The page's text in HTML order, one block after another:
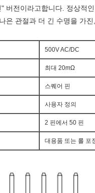
버전이라고합니다. 정상적
은 관절과 더 긴 수명을 가
500V AC/DC
최대 20mΩ
스퀘어 핀
사용자 정의
2 핀에서 50 핀
대용품 또는 롤 포